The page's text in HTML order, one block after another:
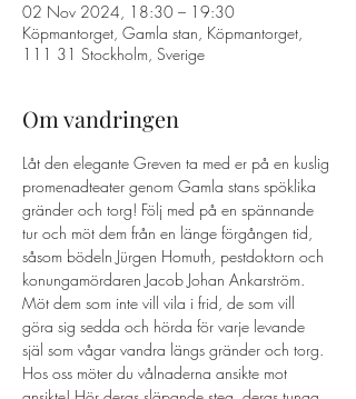
02 Nov 2024, 18:30 – 19:30
Köpmantorget, Gamla stan, Köpmantorget,
111 31 Stockholm, Sverige
Om vandringen
Låt den elegante Greven ta med er på en kuslig
promenadteater genom Gamla stans spöklika
gränder och torg! Följ med på en spännande
tur och möt dem från en länge förgången tid,
såsom bödeln Jürgen Homuth, pestdoktorn och
konungamördaren Jacob Johan Ankarström.
Möt dem som inte vill vila i frid, de som vill
göra sig sedda och hörda för varje levande
själ som vågar vandra längs gränder och torg.
Hos oss möter du vålnaderna ansikte mot